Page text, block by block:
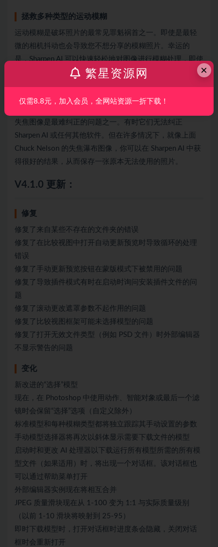
拯救多种类型的运动模糊
运动模糊是破坏照片的最常见罪魁祸首之一。即使是最轻
微的相机抖动也会导致您不想分享的模糊照片。幸运的
是，Sharpen AI 可以快速轻松地对图像进行模糊处理，即使
是运动模糊的图像也是如此。通过上图，您可以看到
保存失焦的图像
失焦图像是最难纠正的问题之一。有时它们无法纠正
Sharpen AI 或任何其他软件。但在许多情况下，就像上面
Chuck Nelson 的失焦瀑布图像，你可以在 Sharpen AI 中获
得很好的结果，从而保存一张原本无法使用的照片。
V4.1.0 更新：
修复
修复了来自某些不存在的文件夹的错误
修复了在比较视图中打开自动更新预览时导致循环的处理
错误
修复了手动更新预览按钮在蒙版模式下被禁用的问题
修复了导致插件模式有时在启动时询问安装插件文件的问
题
修复了滚动更改遮罩参数不起作用的问题
修复了比较视图框架可能未选择模型的问题
修复了打开无效文件类型（例如 PSD 文件）时外部编辑器
不显示警告的问题
变化
新改进的“选择”模型
现在，在 Photoshop 中使用动作、智能对象或最后一个滤
镜时会保留“选择”选项（自定义除外）
标准模型和每种模糊类型都将独立跟踪其手动设置的参数
手动模型选择器将再次以斜体显示需要下载文件的模型
启动时和更改 AI 处理器以下载运行所有模型所需的所有模
型文件（如果适用）时，将出现一个对话框。该对话框也
可以通过帮助菜单打开
外部编辑器实例现在将相互合并
JPEG 质量滑块现在从 1-100 变为 1:1 与实际质量级别
（以前 1-10 滑块将映射到 25-95）
即时下载模型时，打开对话框时进度条会隐藏，关闭对话
框时会重新打开
×
繁星资源网
仅需8.8元，加入会员，全网站资源一折下载！